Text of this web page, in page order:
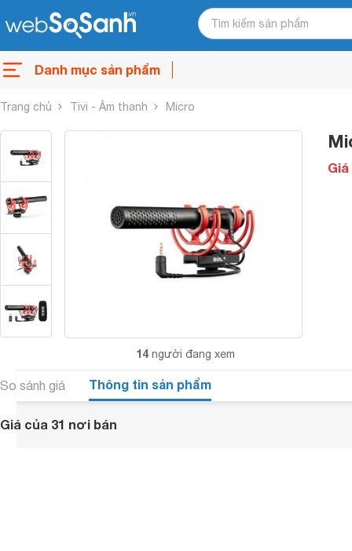
Danh mục sản phẩm
Trang chủ Tivi - Âm thanh Micro
14 người đang xem
Giá
So sánh giá Thông tin sản phẩm
Giá của 31 nơi bán